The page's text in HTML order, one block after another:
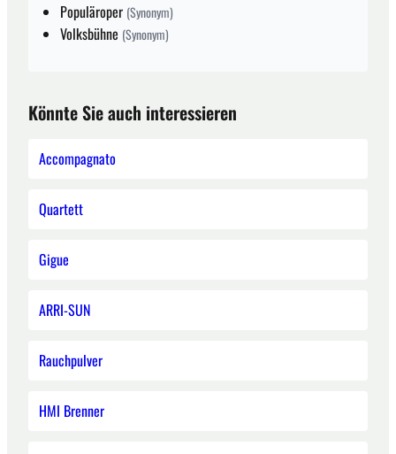
Populäroper (Synonym)
Volksbühne (Synonym)
Könnte Sie auch interessieren
Accompagnato
Quartett
Gigue
ARRI-SUN
Rauchpulver
HMI Brenner